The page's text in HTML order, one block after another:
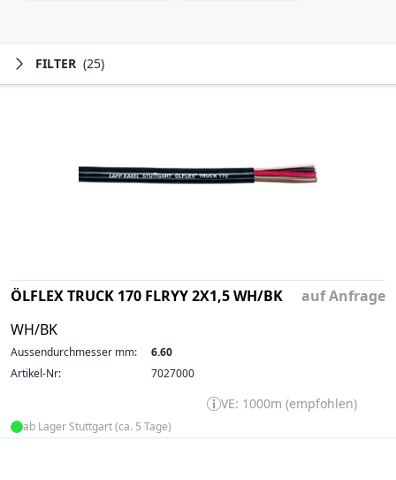
FILTER (25)
ÖLFLEX TRUCK 170 FLRYY 2X1,5 WH/BK
WH/BK
auf Anfrage
Aussendurchmesser mm:
6.60
Artikel-Nr:
7027000
VE: 1000m (empfohlen)
ab Lager Stuttgart (ca. 5 Tage)